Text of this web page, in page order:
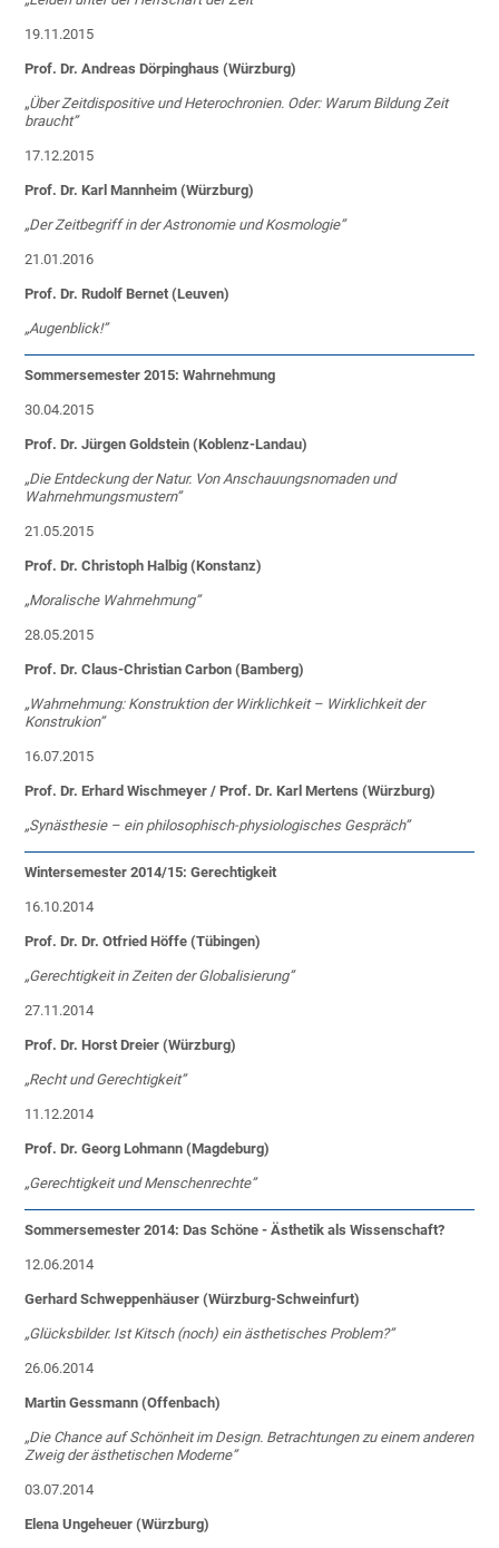
19.11.2015
Prof. Dr. Andreas Dörpinghaus (Würzburg)
„Über Zeitdispositive undHeterochronien. Oder: Warum Bildung Zeit
braucht”
17.12.2015
Prof. Dr. Karl Mannheim (Würzburg)
„Der Zeitbegriff in der Astronomie und Kosmologie”
21.01.2016
Prof. Dr. Rudolf Bernet (Leuven)
„Augenblick!”
Sommersemester 2015: Wahrnehmung
30.04.2015
Prof. Dr. Jürgen Goldstein (Koblenz-Landau)
„Die Entdeckung der Natur. Von Anschauungsnomaden und
Wahrnehmungsmustern”
21.05.2015
Prof. Dr. Christoph Halbig (Konstanz)
„Moralische Wahrnehmung”
28.05.2015
Prof. Dr. Claus-Christian Carbon (Bamberg)
„Wahrnehmung: Konstruktion der Wirklichkeit – Wirklichkeit der
Konstrukion”
16.07.2015
Prof. Dr. Erhard Wischmeyer / Prof. Dr. Karl Mertens (Würzburg)
„Synästhesie – ein philosophisch-physiologisches Gespräch”
Wintersemester 2014/15: Gerechtigkeit
16.10.2014
Prof. Dr. Dr. Otfried Höffe (Tübingen)
„Gerechtigkeit in Zeiten der Globalisierung”
27.11.2014
Prof. Dr. Horst Dreier (Würzburg)
„Recht und Gerechtigkeit”
11.12.2014
Prof. Dr. Georg Lohmann (Magdeburg)
„Gerechtigkeit und Menschenrechte”
Sommersemester 2014: Das Schöne - Ästhetik als Wissenschaft?
12.06.2014
Gerhard Schweppenhäuser (Würzburg-Schweinfurt)
„Glücksbilder. Ist Kitsch (noch) ein ästhetisches Problem?”
26.06.2014
Martin Gessmann (Offenbach)
„Die Chance auf Schönheit im Design. Betrachtungen zu einem anderen
Zweig der ästhetischen Moderne”
03.07.2014
Elena Ungeheuer (Würzburg)